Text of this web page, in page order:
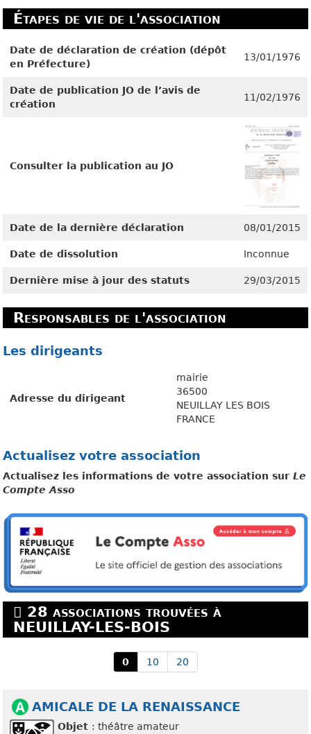
Étapes de vie de l'association
Date de déclaration de création (dépôt
en Préfecture)
13/01/1976
Date de publication JO de l’avis de
création
11/02/1976
Consulter la publication au JO
Date de la dernière déclaration 08/01/2015
Date de dissolution Inconnue
Dernière mise à jour des statuts 29/03/2015
Responsables de l'association
Les dirigeants
Adresse du dirigeant
mairie
36500
NEUILLAY LES BOIS
FRANCE
Actualisez votre association
Actualisez les informations de votre association surLe
Compte Asso
28 associations trouvées à
NEUILLAY-LES-BOIS
0 10 20
AMICALE DE LA RENAISSANCE
Objet : théâtre amateur